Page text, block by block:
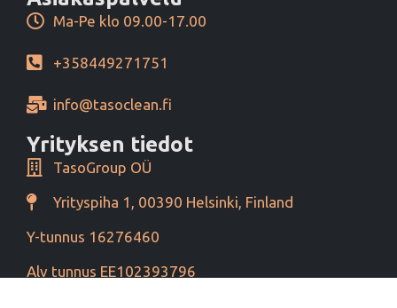
Ma-Pe klo 09.00-17.00
+358449271751
info@tasoclean.fi
Yrityksen tiedot
TasoGroup OÜ
Yrityspiha 1, 00390 Helsinki, Finland
Y-tunnus 16276460
Alv tunnus EE102393796